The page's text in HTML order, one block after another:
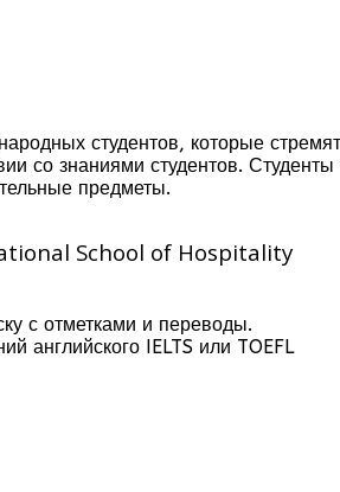
студентов, которые
со знаниями студентов.
предметы.
School of Hospitality
с отметками и переводы.
английского IELTS или TOEFL